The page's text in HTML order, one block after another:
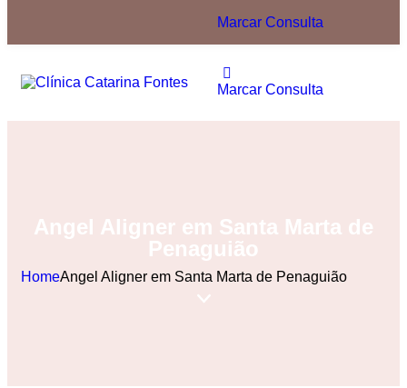
Marcar Consulta
Marcar Consulta
Angel Aligner em Santa Marta de
Penaguião
HomeAngel Aligner em Santa Marta de Penaguião